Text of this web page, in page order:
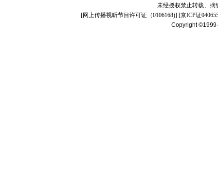
未经授权禁止转载、摘
[网上传播视听节目许可证（0106168)] [京ICP证
Copyright